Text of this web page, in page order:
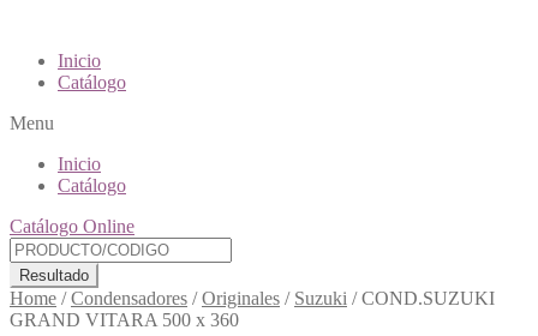
Inicio
Catálogo
Menu
Inicio
Catálogo
Catálogo Online
Resultado
Home /Condensadores /Originales / Suzuki /COND.SUZUKI
GRAND VITARA 500 x 360